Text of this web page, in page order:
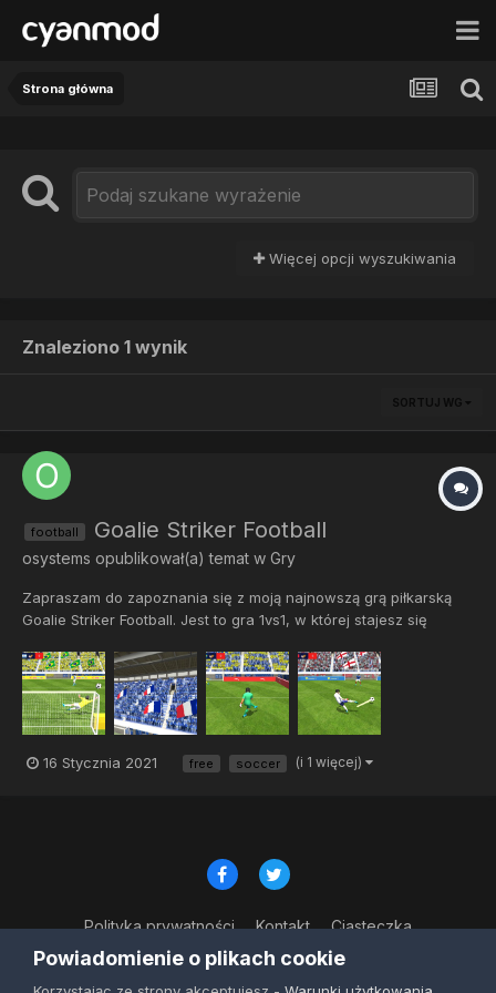
Strona główna
Więcej opcji wyszukiwania
Znaleziono 1 wynik
SORTUJ WG
football Goalie Striker Football
osystems opublikował(a) temat w Gry
Zapraszam do zapoznania się z moją najnowszą grą piłkarską
Goalie Striker Football. Jest to gra 1vs1, w której stajesz się
narodowe o różnych umiejętnościach, * kilka poziomów
trudności, * różne rodzaje strzałów i obron, * mecz to...
16 Stycznia 2021 free soccer (i 1 więcej)
Polityka prywatności Kontakt Ciasteczka
© Copyright 2023
Powered by Invision Community
Powiadomienie o plikach cookie